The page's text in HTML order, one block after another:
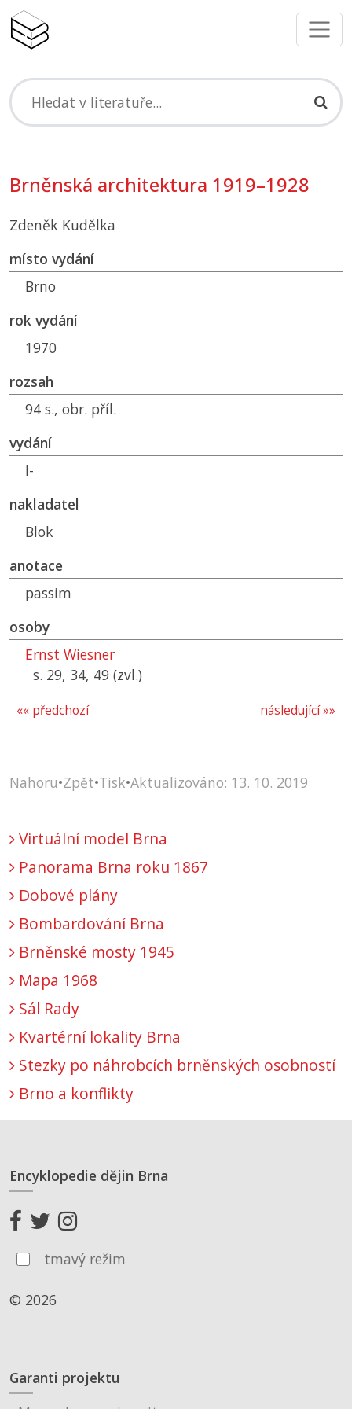
Brněnská architektura 1919–1928
Zdeněk Kudělka
místo vydání
Brno
rok vydání
1970
rozsah
94 s., obr. příl.
vydání
I-
nakladatel
Blok
anotace
passim
osoby
Ernst Wiesner
s. 29, 34, 49 (zvl.)
následující »»
«« předchozí
Nahoru•Zpět•Tisk•Aktualizováno: 13. 10. 2019
Virtuální model Brna
Panorama Brna roku 1867
Dobové plány
Bombardování Brna
Brněnské mosty 1945
Mapa 1968
Sál Rady
Kvartérní lokality Brna
Stezky po náhrobcích brněnských osobností
Brno a konflikty
Encyklopedie dějin Brna
tmavý režim
© 2026
Garanti projektu